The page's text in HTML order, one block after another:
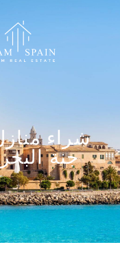
شراء
جنة